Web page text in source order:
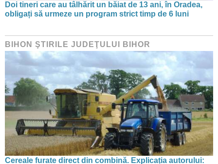
Doi tineri care au tâlhărit un băiat de 13 ani, în Oradea,
obligați să urmeze un program strict timp de 6 luni
BIHON ŞTIRILE JUDEŢULUI BIHOR
Cereale furate direct din combină. Explicația autorului: